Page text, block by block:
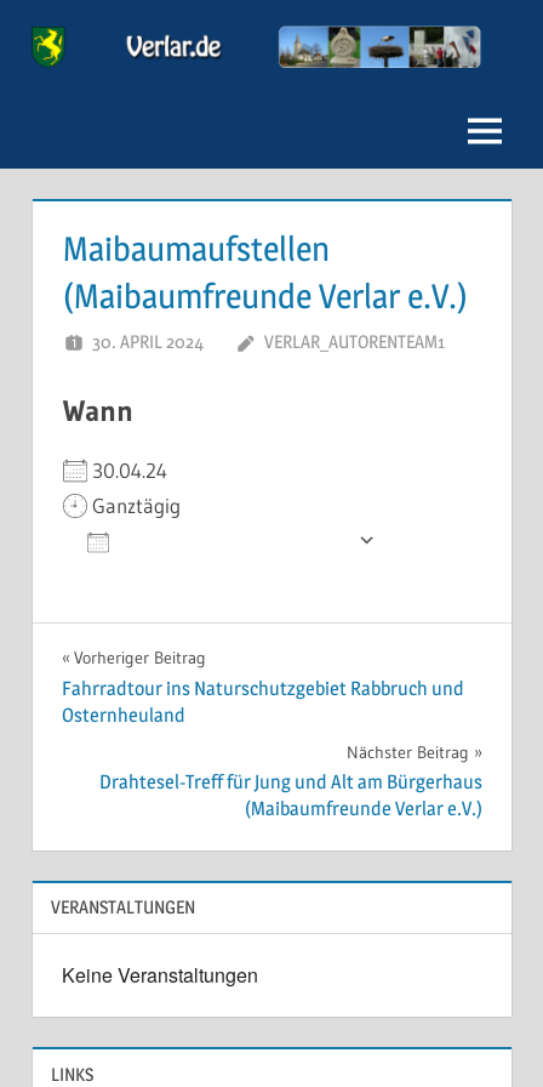
Inhalt
Verlar
Menu
Maibaumaufstellen
(Maibaumfreunde Verlar e.V.)
30. APRIL 2024 VERLAR_AUTORENTEAM1
Wann
30.04.24
Ganztägig
Beitragsnavigation
Vorheriger Beitrag
Fahrradtour ins Naturschutzgebiet Rabbruch und
Osternheuland
Nächster Beitrag
Drahtesel-Treff für Jung und Alt am Bürgerhaus
(Maibaumfreunde Verlar e.V.)
VERANSTALTUNGEN
Keine Veranstaltungen
LINKS